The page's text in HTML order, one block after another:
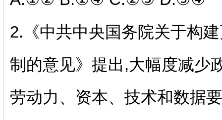
2. 《中共中央国务院关于构
制的意见》提出 ,大幅度减少
劳动力、资本、技术和数据